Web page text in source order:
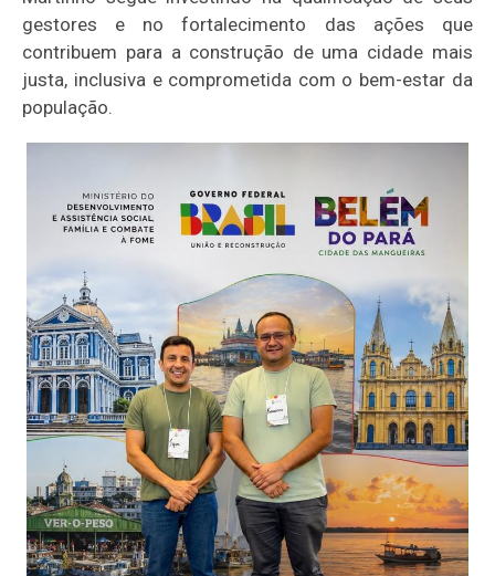
gestores e no fortalecimento das ações que
contribuem para a construção de uma cidade mais
justa, inclusiva e comprometida com o bem-estar da
população.